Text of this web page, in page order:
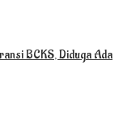
BCKS, Diduga Ada